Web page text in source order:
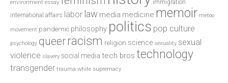
environment essay immigration
international affairs labor law media medicine memoir metoo
movement pandemic philosophy politics pop culture
psychology queerracism religion science sexuality sexual
violence slavery social media tech bros technology
transgender trauma white supremacy